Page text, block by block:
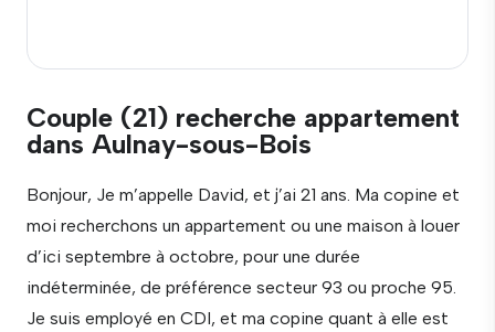
Couple (21) recherche appartement
dans Aulnay-sous-Bois
Bonjour, Je m’appelle David, et j’ai 21 ans. Ma copine et
moi recherchons un appartement ou une maison à louer
d’ici septembre à octobre, pour une durée
indéterminée, de préférence secteur 93 ou proche 95.
Je suis employé en CDI, et ma copine quant à elle est